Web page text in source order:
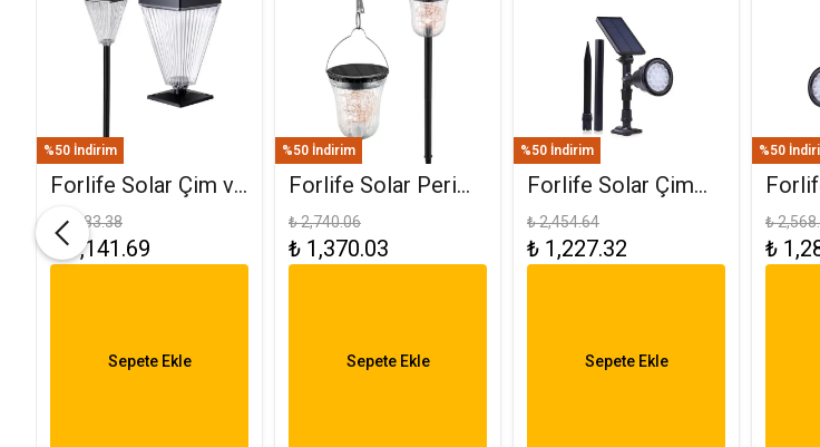
%50 İndirim
Forlife Solar Çim ve
Set Üstü Armatür
15W FL-3283
₺ 2,283.38
₺ 1,141.69
Sepete Ekle
%50 İndirim
Forlife Solar Peri
Ledli Bahçe
Aydınlatma
₺ 2,740.06
₺ 1,370.03
Sepete Ekle
%50 İndirim
Forlife Solar Çim
Saplama 30W
Amber FL-3121
₺ 2,454.64
₺ 1,227.32
Sepete Ekle
%50
FL-
₺
₺